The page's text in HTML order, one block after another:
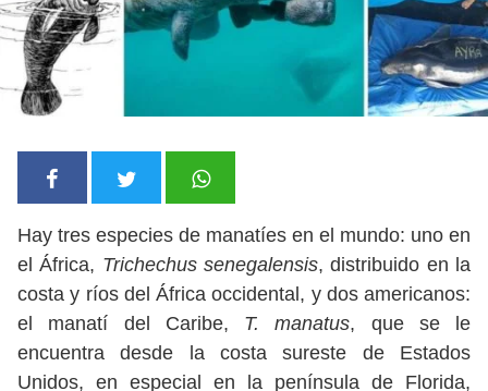
Hay tres especies de manatíes en el mundo: uno en
el África, Trichechus senegalensis, distribuido en la
costa y ríos del África occidental, y dos americanos:
el manatí del Caribe, T. manatus, que se le
encuentra desde la costa sureste de Estados
Unidos, en especial en la península de Florida,